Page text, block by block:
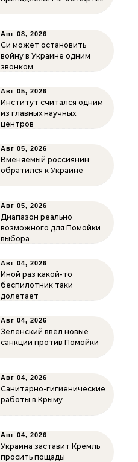
Авг 08, 2026
Си может остановить
войну в Украине одним
звонком
Авг 05, 2026
Институт считался одним
из главных научных
центров
Авг 05, 2026
Вменяемый россиянин
обратился к Украине
Авг 05, 2026
Диапазон реально
возможного для Помойки
выбора
Авг 04, 2026
Иной раз какой-то
беспилотник таки
долетает
Авг 04, 2026
Зеленский ввёл новые
санкции против Помойки
Авг 04, 2026
Санитарно-гигиенические
работы в Крыму
Авг 04, 2026
Украина заставит Кремль
просить пощады